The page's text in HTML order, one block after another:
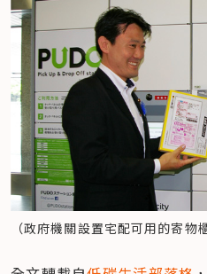
（政府機關設置宅配可用的寄物